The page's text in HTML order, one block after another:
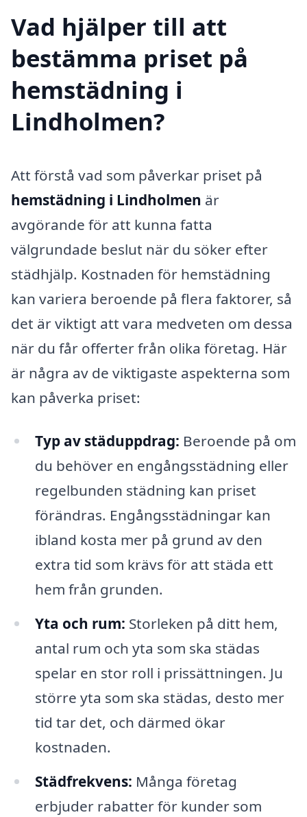
Vad hjälper till att
bestämma priset på
hemstädning i
Lindholmen?
Att förstå vad som påverkar priset på
hemstädning i Lindholmen är
avgörande för att kunna fatta
välgrundade beslut när du söker efter
städhjälp. Kostnaden för hemstädning
kan variera beroende på flera faktorer, så
det är viktigt att vara medveten om dessa
när du får offerter från olika företag. Här
är några av de viktigaste aspekterna som
kan påverka priset:
Typ av städuppdrag: Beroende på om
du behöver en engångsstädning eller
regelbunden städning kan priset
förändras. Engångsstädningar kan
ibland kosta mer på grund av den
extra tid som krävs för att städa ett
hem från grunden.
Yta och rum: Storleken på ditt hem,
antal rum och yta som ska städas
spelar en stor roll i prissättningen. Ju
större yta som ska städas, desto mer
tid tar det, och därmed ökar
kostnaden.
Städfrekvens: Många företag
erbjuder rabatter för kunder som